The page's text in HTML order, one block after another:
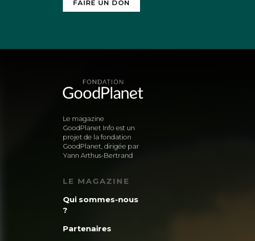
FAIRE UN DON
Le magazine
GoodPlanet Info est un
projet de la fondation
GoodPlanet, dirigée par
Yann Arthus-Bertrand
LE MAGAZINE
Qui sommes-nous
?
Partenaires